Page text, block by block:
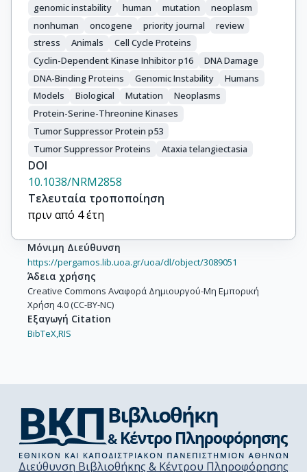
genomic instability
human mutation
neoplasm
nonhuman
oncogene priority journal
review
stress
Animals
Cell Cycle Proteins
Cyclin-Dependent Kinase Inhibitor p16
DNA Damage
DNA-Binding Proteins
Genomic Instability
Humans
Models
Biological Mutation
Neoplasms
Protein-Serine-Threonine Kinases
Tumor Suppressor Protein p53
Tumor Suppressor Proteins
Ataxia telangiectasia
DOI
10.1038/NRM2858
Τελευταία τροποποίηση
πριν από 4 έτη
Μόνιμη Διεύθυνση
https://pergamos.lib.uoa.gr/uoa/dl/object/3089051
Άδεια χρήσης
Creative Commons Αναφορά Δημιουργού-Μη Εμπορική
Χρήση 4.0 (CC-BY-NC)
Εξαγωγή Citation
BibTeX,RIS
Διεύθυνση Βιβλιοθήκης & Κέντρου Πληροφόρησης